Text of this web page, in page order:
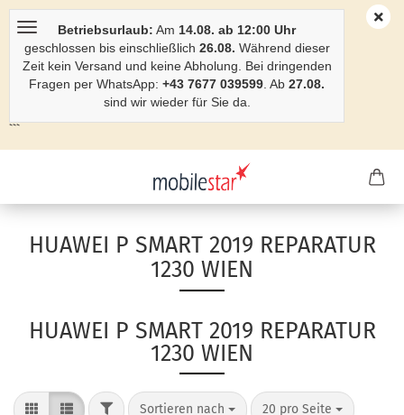
Betriebsurlaub: Am 14.08. ab 12:00 Uhr
geschlossen bis einschließlich 26.08. Während dieser
Zeit kein Versand und keine Abholung. Bei dringenden
Fragen per WhatsApp: +43 7677 039599 . Ab 27.08.
sind wir wieder für Sie da.
```
HUAWEI P SMART 2019 REPARATUR
1230 WIEN
HUAWEI P SMART 2019 REPARATUR
1230 WIEN
Sortieren nach 20 pro Seite